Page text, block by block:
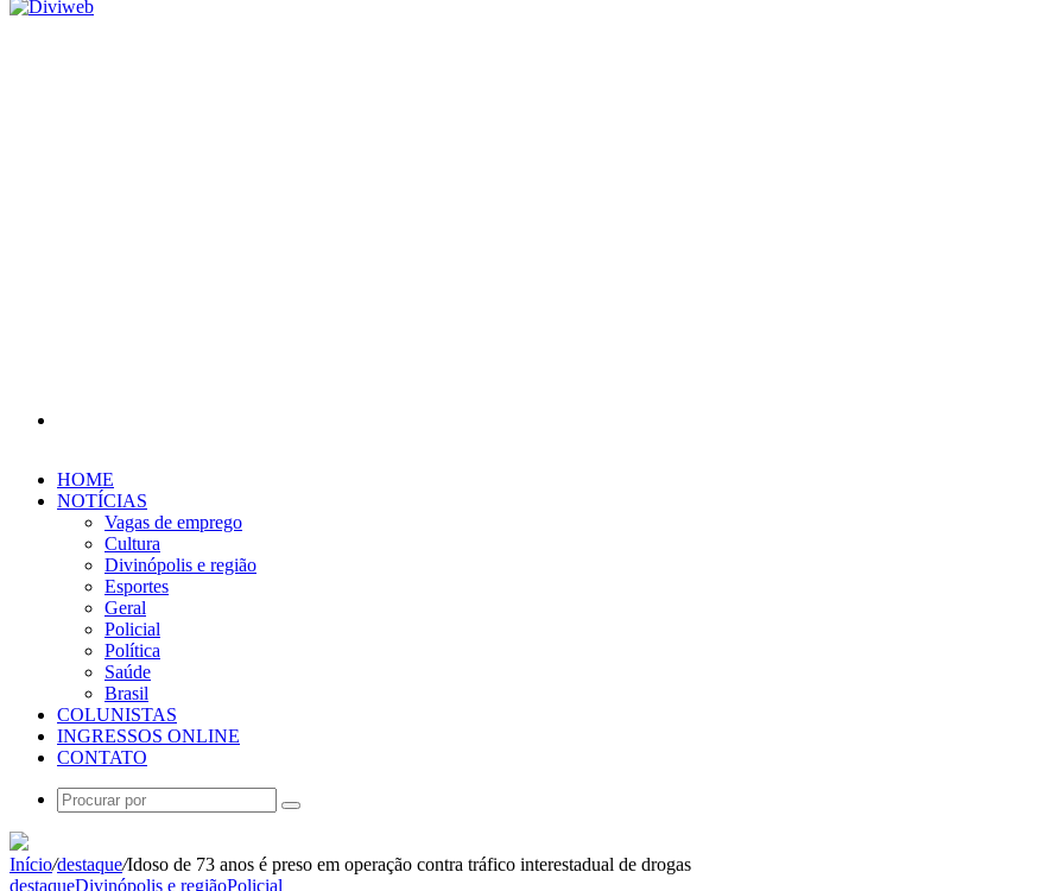
HOME
NOTÍCIAS
Vagas de emprego
Cultura
Divinópolis e região
Esportes
Geral
Policial
Política
Saúde
Brasil
COLUNISTAS
INGRESSOS ONLINE
CONTATO
Procurar
Início/destaque/Idoso de 73 anos é preso em operação contra tráfico interestadual de drogas
destaqueDivinópolis e regiãoPolicial